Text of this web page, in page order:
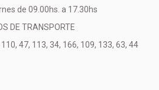
de 09.00hs. a 17.30hs
DE TRANSPORTE
47, 113, 34, 166, 109, 133, 63, 44